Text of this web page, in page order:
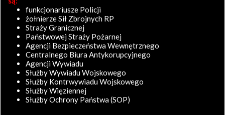
funkcjonariusze Policji
żołnierze Sił Zbrojnych RP
Straży Granicznej
Państwowej Straży Pożarnej
Agencji Bezpieczeństwa Wewnętrznego
Centralnego Biura Antykorupcyjnego
Agencji Wywiadu
Służby Wywiadu Wojskowego
Służby Kontrwywiadu Wojskowego
Służby Więziennej
Służby Ochrony Państwa (SOP)